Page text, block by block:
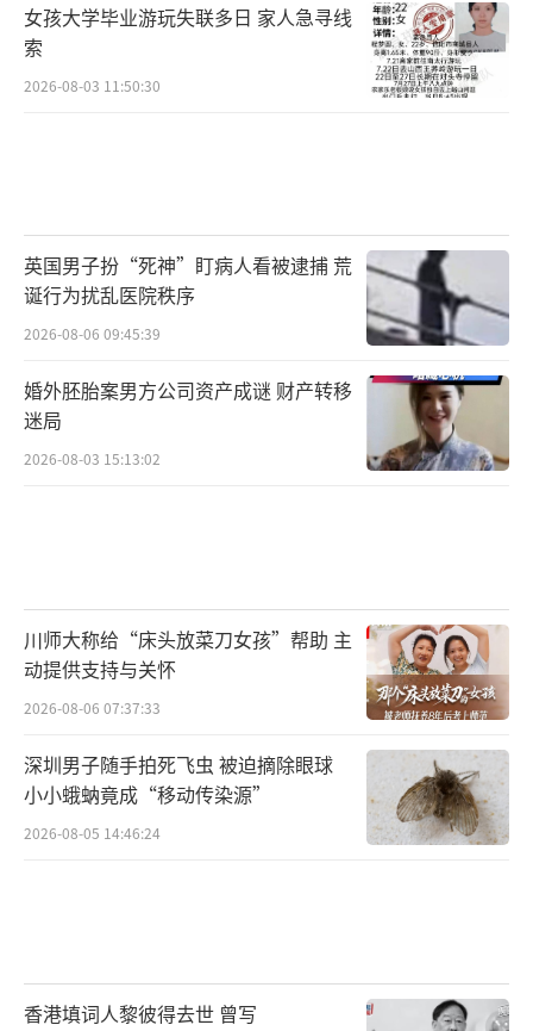
女孩大学毕业游玩失联多日 家人急寻线
索
2026-08-03 11:50:30
英国男子扮“死神”盯病人看被逮捕 荒
诞行为扰乱医院秩序
2026-08-06 09:45:39
婚外胚胎案男方公司资产成谜 财产转移
迷局
2026-08-03 15:13:02
川师大称给“床头放菜刀女孩”帮助 主
动提供支持与关怀
2026-08-06 07:37:33
深圳男子随手拍死飞虫 被迫摘除眼球
小小蛾蚋竟成“移动传染源”
2026-08-05 14:46:24
香港填词人黎彼得去世 曾写